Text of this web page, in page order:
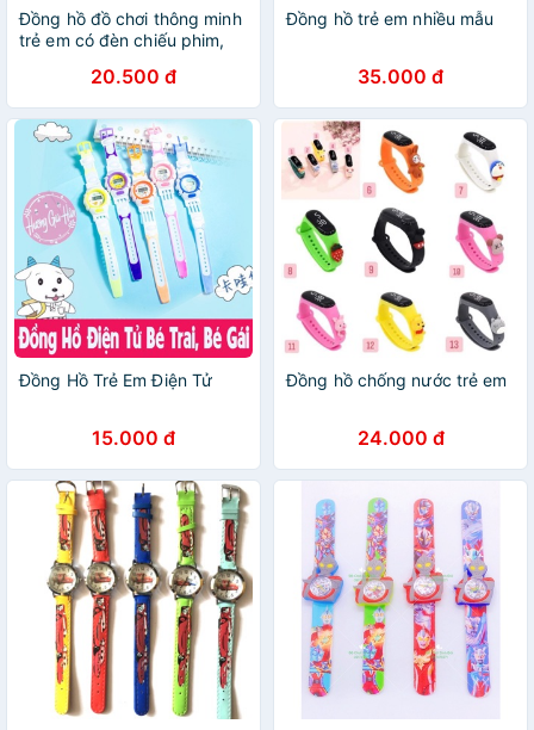
Đồng hồ đồ chơi thông minh
trẻ em có đèn chiếu phim,
rẻ cho bé trai, gái 3,4,5,6
tuổi
20.500 đ
Đồng hồ trẻ em nhiều mẫu
35.000 đ
Đồng Hồ Trẻ Em Điện Tử
15.000 đ
Đồng hồ chống nước trẻ em
24.000 đ